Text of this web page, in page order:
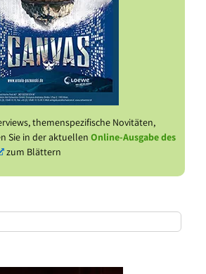
themenspezifische Novitäten,
Sie in der aktuellen Online-Ausgabe des
zum Blättern